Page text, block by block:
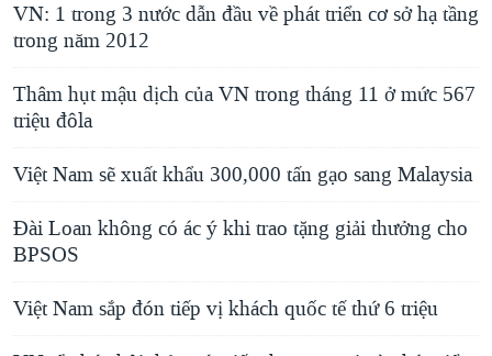
VN: 1 trong 3 nước dẫn đầu về phát triển cơ sở hạ tầng
trong năm 2012
Thâm hụt mậu dịch của VN trong tháng 11 ở mức 567
triệu đôla
Việt Nam sẽ xuất khẩu 300,000 tấn gạo sang Malaysia
Đài Loan không có ác ý khi trao tặng giải thưởng cho
BPSOS
Việt Nam sắp đón tiếp vị khách quốc tế thứ 6 triệu